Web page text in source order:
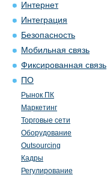
Интернет
Интеграция
Безопасность
Мобильная связь
Фиксированная связь
ПО
Рынок ПК
Маркетинг
Торговые сети
Оборудование
Outsourcing
Кадры
Регулирование